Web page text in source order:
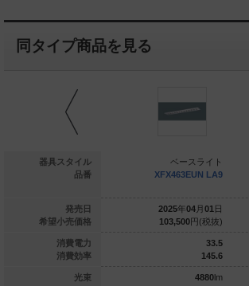
同タイプ商品を見る
器具スタイル
品番
発売日
希望小売価格
消費電力
消費効率
光束
ベースライト
円(税抜)
20.9
129.6
ベースライト
XFX463EUN LA9
2025年04 月 01 日
103,500円(税抜)
33.5
145.6
4880lm